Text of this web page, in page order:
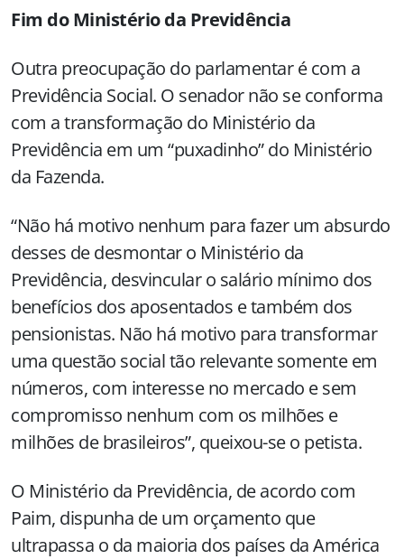
Fim do Ministério da Previdência
Outra preocupação do parlamentar é com a
Previdência Social. O senador não se conforma
com a transformação do Ministério da
Previdência em um “puxadinho” do Ministério
da Fazenda.
“Não há motivo nenhum para fazer um absurdo
desses de desmontar o Ministério da
Previdência, desvincular o salário mínimo dos
benefícios dos aposentados e também dos
pensionistas. Não há motivo para transformar
uma questão social tão relevante somente em
números, com interesse no mercado e sem
compromisso nenhum com os milhões e
milhões de brasileiros”, queixou-se o petista.
O Ministério da Previdência, de acordo com
Paim, dispunha de um orçamento que
ultrapassa o da maioria dos países da América